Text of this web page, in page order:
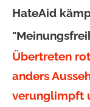
HateAid
Übertreten
anders
verunglimpft